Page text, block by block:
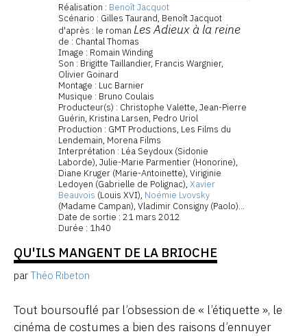
Réalisation : Benoît Jacquot
Scénario : Gilles Taurand, Benoît Jacquot
d'après : le roman Les Adieux à la reine
de : Chantal Thomas
Image : Romain Winding
Son : Brigitte Taillandier, Francis Wargnier,
Olivier Goinard
Montage : Luc Barnier
Musique : Bruno Coulais
Producteur(s) : Christophe Valette, Jean-Pierre
Guérin, Kristina Larsen, Pedro Uriol
Production : GMT Productions, Les Films du
Lendemain, Morena Films
Interprétation : Léa Seydoux (Sidonie
Laborde), Julie-Marie Parmentier (Honorine),
Diane Kruger (Marie-Antoinette), Viriginie
Ledoyen (Gabrielle de Polignac), Xavier
Beauvois (Louis XVI), Noémie Lvovsky
(Madame Campan), Vladimir Consigny (Paolo)...
Date de sortie : 21 mars 2012
Durée : 1h40
QU'ILS MANGENT DE LA BRIOCHE
parThéo Ribeton
Tout boursouflé par l’obsession de « l’étiquette », le
cinéma de costumes a bien des raisons d’ennuyer